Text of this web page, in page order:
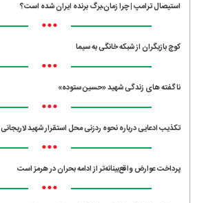
استیصال ترامپ | چرا زمان،برگ برنده ایران شده است؟
•••
کوچ بازیگران از شبکه خانگی به سیما
•••
ناگفته های زندگی شهید «حسین ستوده»
•••
تکذیب ادعایی درباره نحوه ردزنی محل استقرار شهید لاریجانی
•••
پرداخت عوارض واقع‌بینانه‌تر از ادامه بحران در هرمز است
•••